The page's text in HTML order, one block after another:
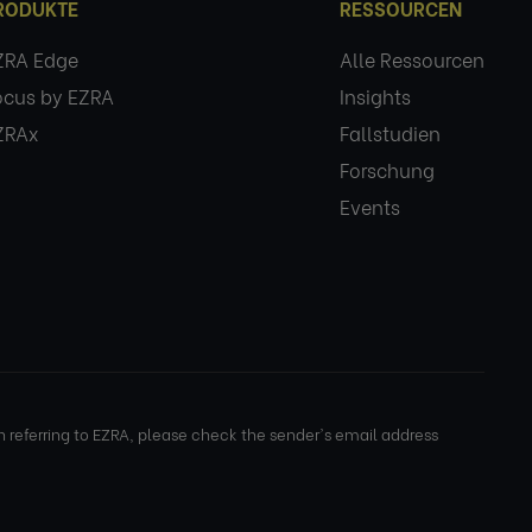
Edge
by EZRA
RESSOURCEN
Alle Ressourcen
Insights
Fallstudien
Forschung
Events
to EZRA, please check the sender's email address